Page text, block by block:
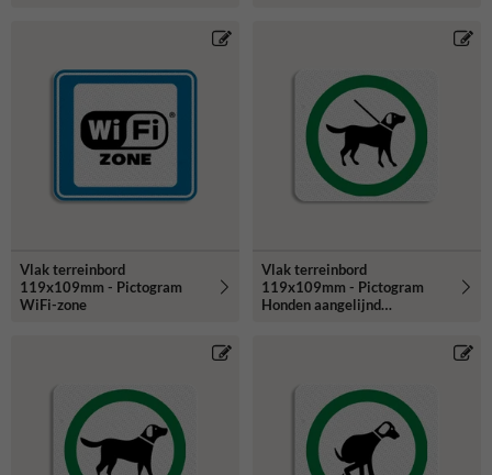
Vlak terreinbord
119x109mm - Pictogram
WiFi-zone
Vlak terreinbord
119x109mm - Pictogram
Honden aangelijnd